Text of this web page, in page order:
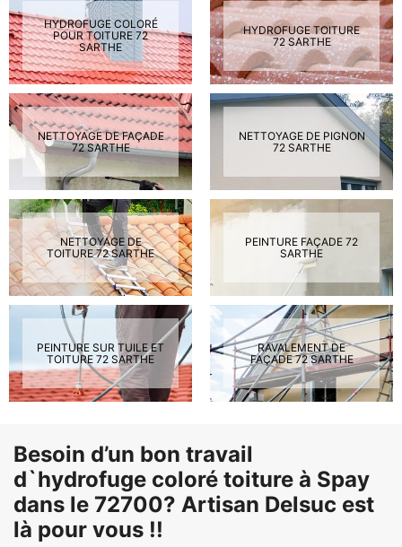
HYDROFUGE COLORÉ
POUR TOITURE 72
SARTHE
HYDROFUGE TOITURE
72 SARTHE
NETTOYAGE DE FAÇADE
72 SARTHE
NETTOYAGE DE PIGNON
72 SARTHE
NETTOYAGE DE
TOITURE 72 SARTHE
PEINTURE FAÇADE 72
SARTHE
PEINTURE SUR TUILE ET
TOITURE 72 SARTHE
RAVALEMENT DE
FAÇADE 72 SARTHE
Besoin d’un bon travail
d`hydrofuge coloré toiture à Spay
dans le 72700? Artisan Delsuc est
là pour vous !!